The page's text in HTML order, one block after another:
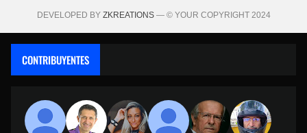
DEVELOPED BY ZKREATIONS— © YOUR COPYRIGHT 2024
CONTRIBUYENTES